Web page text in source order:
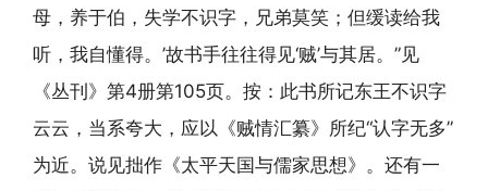
母，养于伯，失学不识字，兄弟莫笑；但缓读给我
听，我自懂得。’故书手往往得见‘贼’与其居。”见
《丛刊》第4册第105页。按：此书所记东王不识字
云云，当系夸大，应以《贼情汇纂》所纪“认字无多”
为近。说见拙作《太平天国与儒家思想》。还有一